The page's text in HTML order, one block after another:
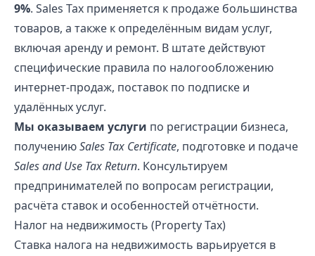
9%. Sales Tax применяется к продаже большинства
товаров, а также к определённым видам услуг,
включая аренду и ремонт. В штате действуют
специфические правила по налогообложению
интернет-продаж, поставок по подписке и
удалённых услуг.
Мы оказываем услуги по регистрации бизнеса,
получениюSales Tax Certificate, подготовке и подаче
Sales and Use Tax Return. Консультируем
предпринимателей по вопросам регистрации,
расчёта ставок и особенностей отчётности.
Налог на недвижимость (Property Tax)
Ставка налога на недвижимость варьируется в